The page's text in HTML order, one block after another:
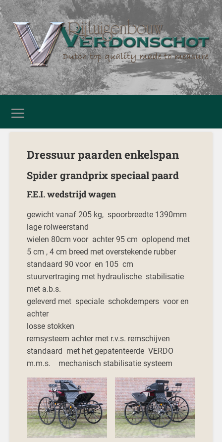
Dressuur paarden enkelspan
Spider grandprix speciaal paard
F.E.I. wedstrijd wagen
gewicht vanaf 205 kg, spoorbreedte 1390mm
lage rolweerstand
wielen 80cm voor achter 95 cm oplopend met
5 cm , 4 cm breed met overstekende rubber
standaard 90 voor en 105 cm
stuurvertraging met hydraulische stabilisatie
met a.b.s.
geleverd met speciale schokdempers voor en
achter
losse stokken
remsysteem achter met r.v.s. remschijven
standaard met het gepatenteerde VERDO
m.m.s. mechanisch stabilisatie systeem